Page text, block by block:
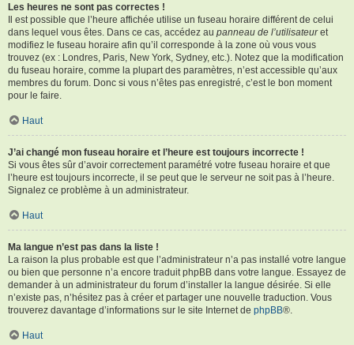
Les heures ne sont pas correctes !
Il est possible que l’heure affichée utilise un fuseau horaire différent de celui
dans lequel vous êtes. Dans ce cas, accédez au panneau de l’utilisateuret
modifiez le fuseau horaire afin qu’il corresponde à la zone où vous vous
trouvez (ex : Londres, Paris, New York, Sydney, etc.). Notez que la modification
du fuseau horaire, comme la plupart des paramètres, n’est accessible qu’aux
membres du forum. Donc si vous n’êtes pas enregistré, c’est le bon moment
pour le faire.
Haut
J’ai changé mon fuseau horaire et l’heure est toujours incorrecte !
Si vous êtes sûr d’avoir correctement paramétré votre fuseau horaire et que
l’heure est toujours incorrecte, il se peut que le serveur ne soit pas à l’heure.
Signalez ce problème à un administrateur.
Haut
Ma langue n’est pas dans la liste !
La raison la plus probable est que l’administrateur n’a pas installé votre langue
ou bien que personne n’a encore traduit phpBB dans votre langue. Essayez de
demander à un administrateur du forum d’installer la langue désirée. Si elle
n’existe pas, n’hésitez pas à créer et partager une nouvelle traduction. Vous
trouverez davantage d’informations sur le site Internet de phpBB®.
Haut